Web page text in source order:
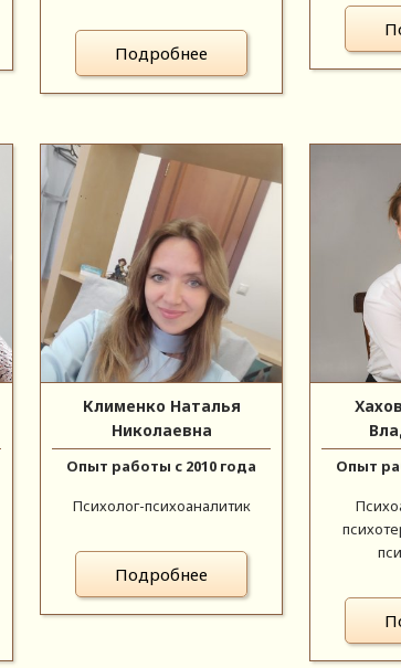
Подробнее
Клименко Наталья
Николаевна
Опыт работы с 2010 года
Психолог-психоаналитик
Подробнее
Опыт